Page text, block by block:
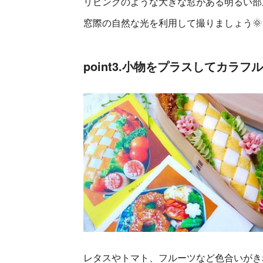
窓際の自然な光を利用して撮りましょう🌞
point3.小物をプラスしてカラフ
レタスやトマト、フルーツなど色合いが